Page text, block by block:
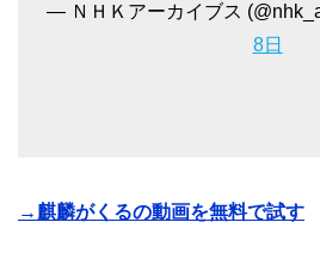
— ＮＨＫアーカイブス
8日
→麒麟がくるの動画を無料で試す